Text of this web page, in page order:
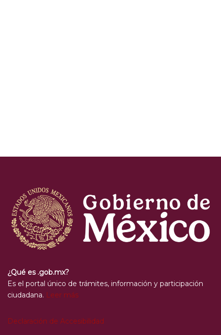
¿Qué es .gob.mx?
Es el portal único de trámites, información y participación
ciudadana. Leer más
Declaración de Accesibilidad